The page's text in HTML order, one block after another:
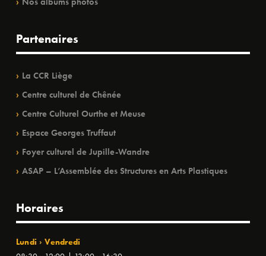
Partenaires
La CCR Liège
Centre culturel de Chênée
Centre Culturel Ourthe et Meuse
Espace Georges Truffaut
Foyer culturel de Jupille-Wandre
ASAP – L’Assemblée des Structures en Arts Plastiques
Horaires
Lundi › Vendredi